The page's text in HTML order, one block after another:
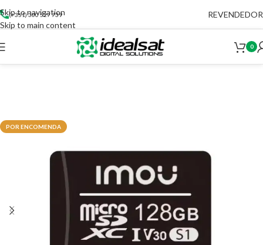
Skip to navigation
Skip to main content
(+351) 300 527 739 REVENDEDOR
0
POR ENCOMENDA